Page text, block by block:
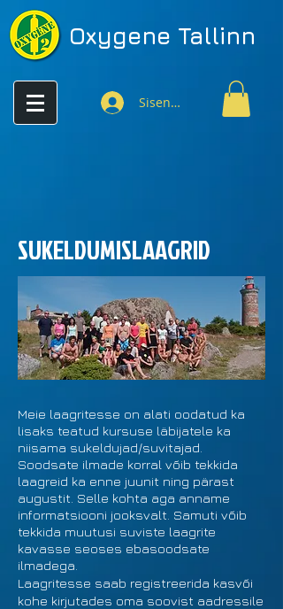
Oxygene Tallinn
Sisenen
SUKELDUMISLAAGRID
Meie laagritesse on alati oodatud ka
lisaks teatud kursuse läbijatele ka
niisama sukeldujad/suvitajad.
Soodsate ilmade korral võib tekkida
laagreid ka enne juunit ning pärast
augustit. Selle kohta aga anname
informatsiooni jooksvalt. Samuti võib
tekkida muutusi suviste laagrite
kavasse seoses ebasoodsate
ilmadega.
Laagritesse saab registreerida kasvõi
kohe kirjutades oma soovist aadressile